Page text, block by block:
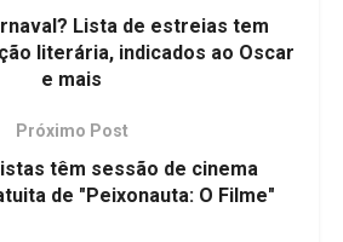
Lista de estreias tem
literária, indicados ao Oscar
e mais
Próximo Post
têm sessão de cinema
de "Peixonauta: O Filme"